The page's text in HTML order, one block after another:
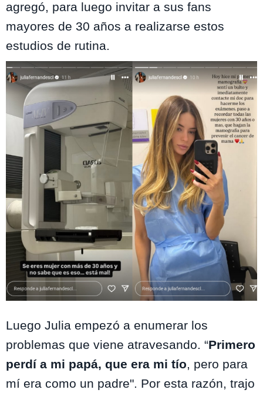
agregó, para luego invitar a sus fans
mayores de 30 años a realizarse estos
estudios de rutina.
Luego Julia empezó a enumerar los
problemas que viene atravesando. “Primero
perdí a mi papá, que era mi tío, pero para
mí era como un padre". Por esta razón, trajo